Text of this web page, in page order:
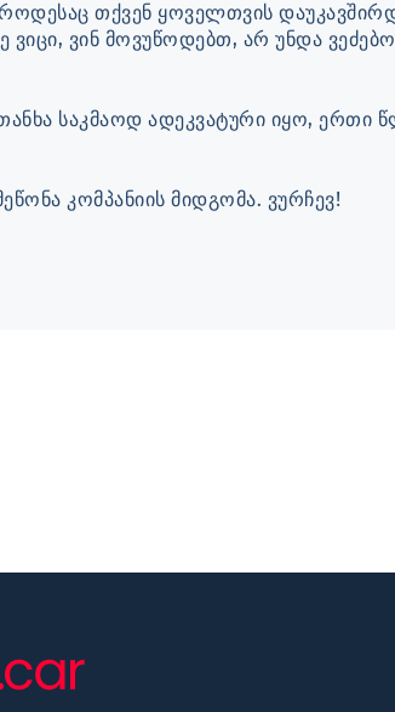
თქვენ ყოველთვის
ვინ მოვუწოდებთ, არ უნდა
საკმაოდ ადეკვატური იყო, ერთი